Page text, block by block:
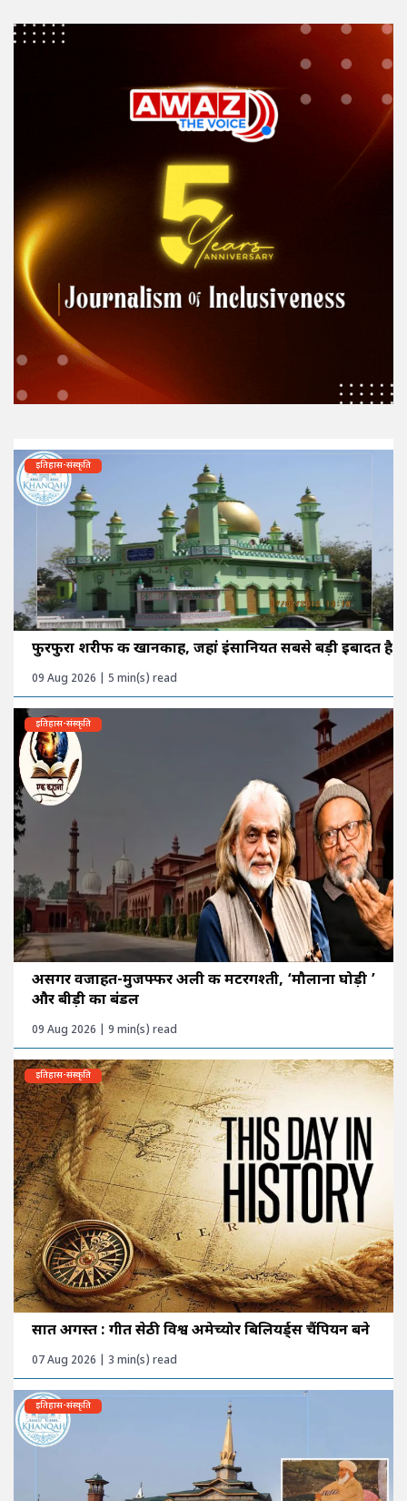
इतिहास-संस्कृति
फुरफुरा शरीफ की खानकाह, जहां इंसानियत सबसे बड़ी इबादत है
09 Aug 2026 | 5 min(s) read
इतिहास-संस्कृति
असगर वजाहत-मुजफ्फर अली की मटरगश्ती, ‘मौलाना घोड़ी ’
और बीड़ी का बंडल
09 Aug 2026 | 9 min(s) read
इतिहास-संस्कृति
सात अगस्त : गीत सेठी विश्व अमेच्योर बिलियर्ड्स चैंपियन बने
07 Aug 2026 | 3 min(s) read
इतिहास-संस्कृति